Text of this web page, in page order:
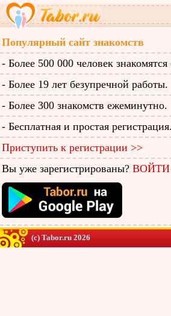
Популярный сайт знакомств
- Более 500 000 человек
- Более 19 лет безупречной работы.
- Более 300 знакомств ежеминутно.
- Бесплатная и простая регистрация.
Приступить к регистрации >>
Вы уже зарегистрированы? ВОЙТИ
(c) Tabor.ru 2026